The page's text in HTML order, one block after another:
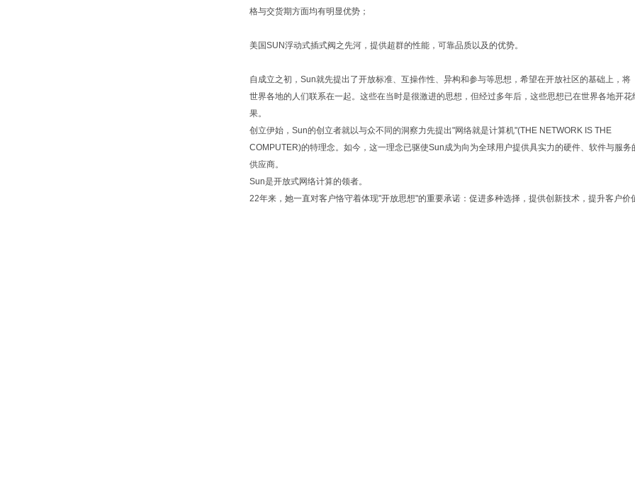
格与交货期方面均有明显优势；
美国SUN浮动式插式阀之先河，提供超群的性能，可靠品质以及的优势。
自成立之初，Sun就先提出了开放标准、互操作性、异构和参与等思想，希望在开放社区的基础上，将
世界各地的人们联系在一起。这些在当时是很激进的思想，但经过多年后，这些思想已在世界各地开花
果。
创立伊始，Sun的创立者就以与众不同的洞察力先提出"网络就是计算机"(THE NETWORK IS THE
COMPUTER)的特理念。如今，这一理念已驱使Sun成为向为全球用户提供具实力的硬件、软件与服务
供应商。
Sun是开放式网络计算的领者。
22年来，她一直对客户恪守着体现"开放思想"的重要承诺：促进多种选择，提供创新技术，提升客户价